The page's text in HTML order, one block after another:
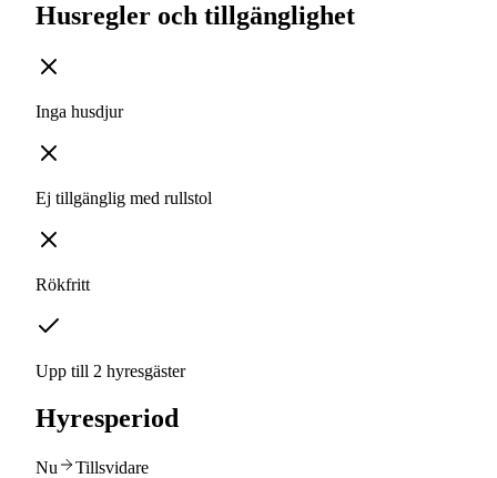
Husregler och tillgänglighet
Inga husdjur
Ej tillgänglig med rullstol
Rökfritt
Upp till 2 hyresgäster
Hyresperiod
Nu Tillsvidare